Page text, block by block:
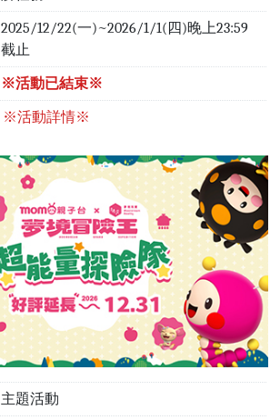
2025/12/22(一)~2026/1/1(四)晚上23:59
截止
※活動已結束※
※活動詳情※
主題活動